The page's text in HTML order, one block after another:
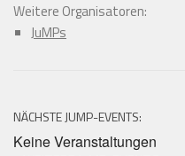
Weitere Organisatoren:
JuMPs
NÄCHSTE JUMP-EVENTS:
Keine Veranstaltungen